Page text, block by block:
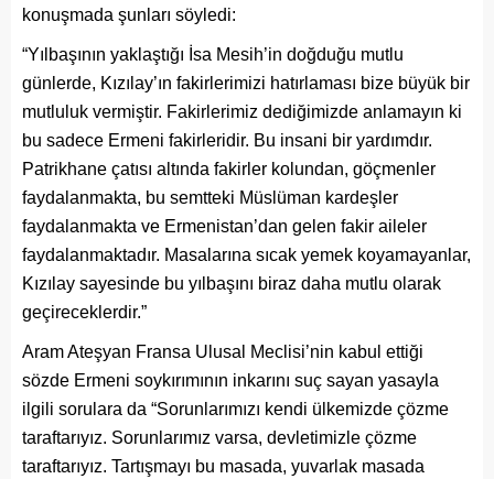
konuşmada şunları söyledi:
“Yılbaşının yaklaştığı İsa Mesih’in doğduğu mutlu
günlerde, Kızılay’ın fakirlerimizi hatırlaması bize büyük bir
mutluluk vermiştir. Fakirlerimiz dediğimizde anlamayın ki
bu sadece Ermeni fakirleridir. Bu insani bir yardımdır.
Patrikhane çatısı altında fakirler kolundan, göçmenler
faydalanmakta, bu semtteki Müslüman kardeşler
faydalanmakta ve Ermenistan’dan gelen fakir aileler
faydalanmaktadır. Masalarına sıcak yemek koyamayanlar,
Kızılay sayesinde bu yılbaşını biraz daha mutlu olarak
geçireceklerdir.”
Aram Ateşyan Fransa Ulusal Meclisi’nin kabul ettiği
sözde Ermeni soykırımının inkarını suç sayan yasayla
ilgili sorulara da “Sorunlarımızı kendi ülkemizde çözme
taraftarıyız. Sorunlarımız varsa, devletimizle çözme
taraftarıyız. Tartışmayı bu masada, yuvarlak masada